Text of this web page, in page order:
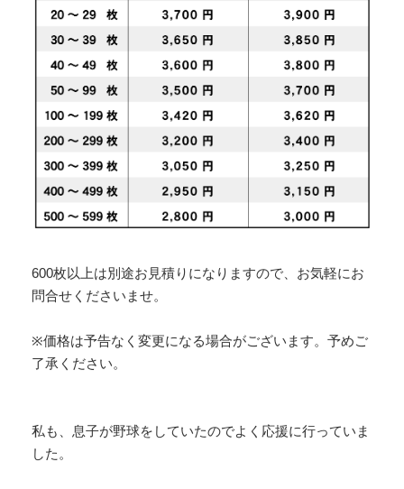
600枚以上は別途お見積りになりますので、お気軽にお
問合せくださいませ。
※価格は予告なく変更になる場合がございます。予めご
了承ください。
私も、息子が野球をしていたのでよく応援に行っていま
した。